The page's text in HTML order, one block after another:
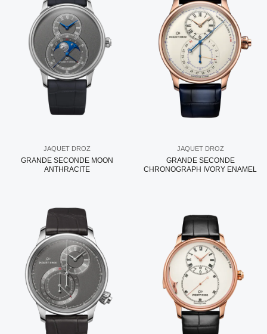
JAQUET DROZ
GRANDE SECONDE MOON
ANTHRACITE
JAQUET DROZ
GRANDE SECONDE
CHRONOGRAPH IVORY ENAMEL